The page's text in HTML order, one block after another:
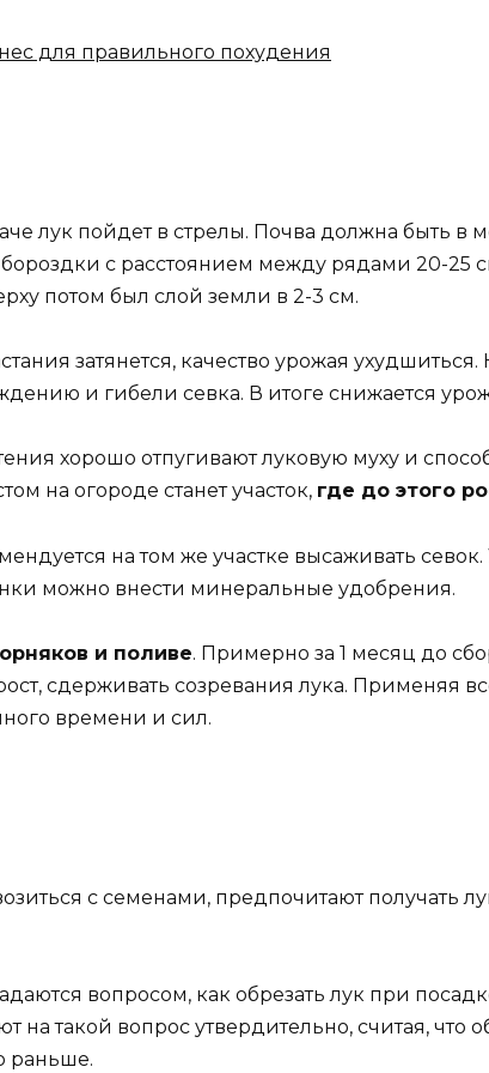
для правильного похудения
лук пойдет в стрелы. Почва должна быть в
с расстоянием между рядами 20-25
потом был слой земли в 2-3 см.
затянется, качество урожая ухудшиться.
и гибели севка. В итоге снижается
хорошо отпугивают луковую муху и
на огороде станет участок, где до этого
на том же участке высаживать
можно внести минеральные удобрения.
и поливе. Примерно за 1 месяц до
сдерживать созревания лука. Применяя
времени и сил.
с семенами, предпочитают получать
вопросом, как обрезать лук при
такой вопрос утвердительно, считая, что
раньше.